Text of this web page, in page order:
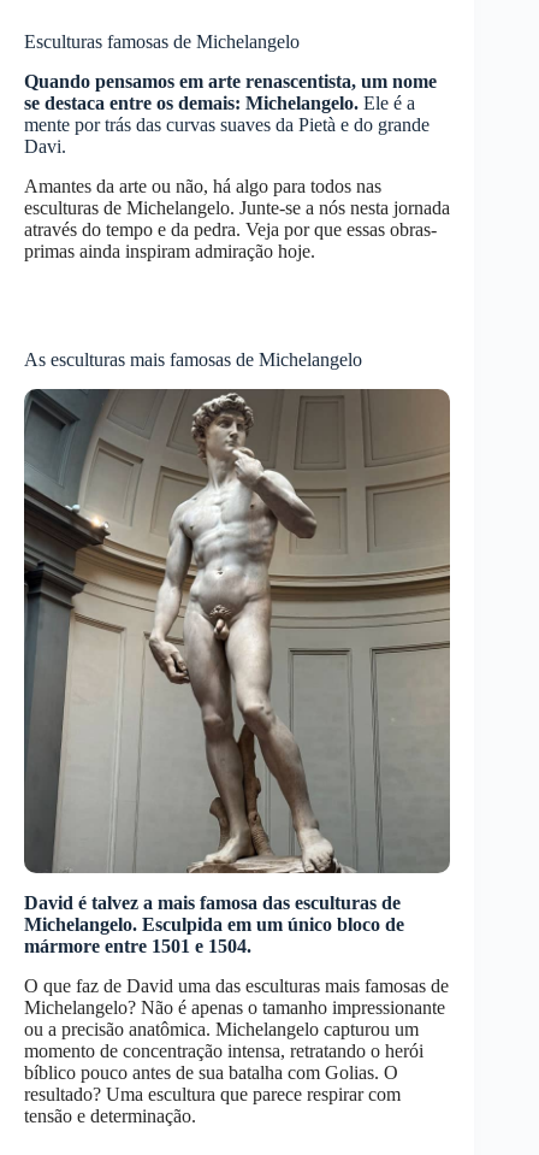
Esculturas famosas de Michelangelo
Quando pensamos em arte renascentista, um nome
se destaca entre os demais: Michelangelo. Ele é a
mente por trás das curvas suaves da Pietà e do grande
Davi.
Amantes da arte ou não, há algo para todos nas
esculturas de Michelangelo. Junte-se a nós nesta jornada
através do tempo e da pedra. Veja por que essas obras-
primas ainda inspiram admiração hoje.
As esculturas mais famosas de Michelangelo
David é talvez a mais famosa das esculturas de
Michelangelo. Esculpida em um único bloco de
mármore entre 1501 e 1504.
O que faz de David uma das esculturas mais famosas de
Michelangelo? Não é apenas o tamanho impressionante
ou a precisão anatômica. Michelangelo capturou um
momento de concentração intensa, retratando o herói
bíblico pouco antes de sua batalha com Golias. O
resultado? Uma escultura que parece respirar com
tensão e determinação.